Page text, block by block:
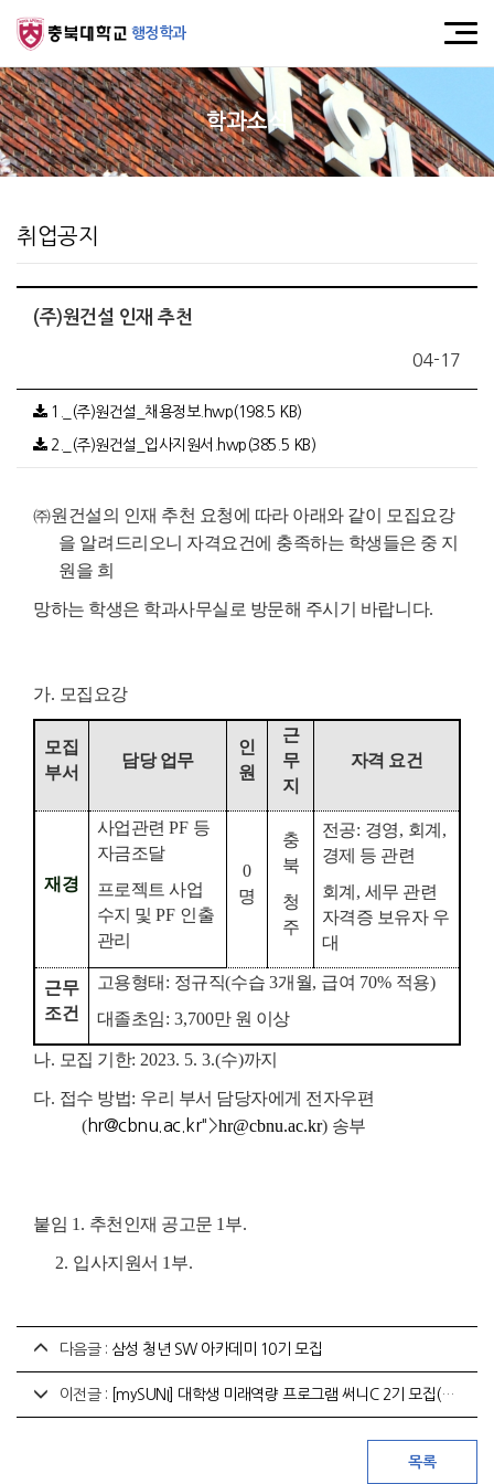
행정학과
학과소식
취업공지
(주)원건설 인재 추천
04-17
1._(주)원건설_채용정보.hwp(198.5 KB)
2._(주)원건설_입사지원서.hwp(385.5 KB)
㈜원건설의 인재 추천 요청에 따라 아래와 같이 모집요강
을 알려드리오니 자격요건에 충족하는 학생들은 중 지
원을 희
망하는 학생은 학과사무실로 방문해 주시기 바랍니다.
가. 모집요강
모집
부서
담당 업무
인
원
근
무
지
자격 요건
재경
사업관련PF 등
자금조달
프로젝트 사업
수지 및PF 인출
관리
0
명
충
북
청
주
전공: 경영, 회계 ,
경제 등 관련
회계 , 세무 관련
자격증 보유자 우
대
근무
조건
고용형태 : 정규직(수습3개월, 급여 70% 적용)
대졸초임: 3,700만 원 이상
나. 모집 기한: 2023. 5. 3.(수)까지
다. 접수 방법: 우리 부서 담당자에게 전자우편
(hr@cbnu.ac.kr">hr@cbnu.ac.kr) 송부
붙임 1. 추천인재 공고문 1 부.
2. 입사지원서 1 부.
다음글 : 삼성 청년 SW 아카데미 10기 모집
이전글 : [mySUNI] 대학생 미래역량 프로그램 써니C 2기 모집(~5/10)